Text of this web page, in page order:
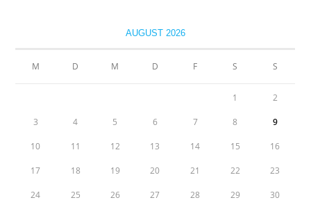
AUGUST 2026
M D M D F S S
1 2
3 4 5 6 7 8 9
10 11 12 13 14 15 16
17 18 19 20 21 22 23
24 25 26 27 28 29 30